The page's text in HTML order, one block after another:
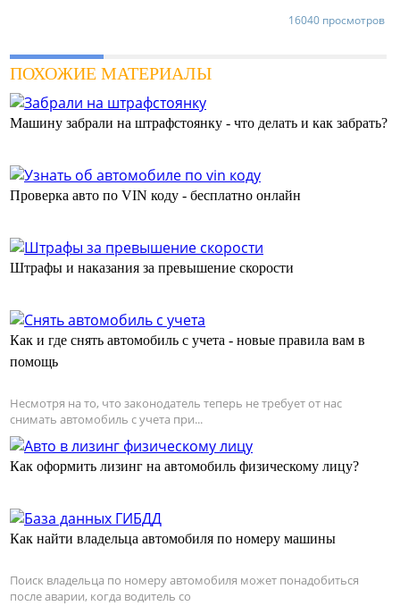
16040 просмотров
ПОХОЖИЕ МАТЕРИАЛЫ
Машину забрали на штрафстоянку - что делать и как забрать?
Проверка авто по VIN коду - бесплатно онлайн
Штрафы и наказания за превышение скорости
Как и где снять автомобиль с учета - новые правила вам в
помощь
Несмотря на то, что законодатель теперь не требует от нас
снимать автомобиль с учета при...
Как оформить лизинг на автомобиль физическому лицу?
Как найти владельца автомобиля по номеру машины
Поиск владельца по номеру автомобиля может понадобиться
после аварии, когда водитель со